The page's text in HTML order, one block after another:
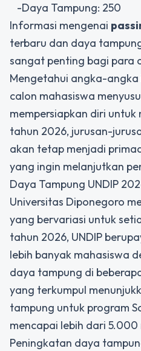
-Daya Tampung: 250
Informasi mengenai
terbaru dan daya
sangat penting bagi para
Mengetahui angka-
calon mahasiswa
mempersiapkan diri untuk
tahun 2026, jurusan-
akan tetap menjadi
yang ingin melanjutkan
Daya Tampung UNDIP
Universitas Diponegoro
yang bervariasi untuk
tahun 2026, UNDIP
lebih banyak mahasiswa
daya tampung di
yang terkumpul
tampung untuk program
mencapai lebih dari 5.000
Peningkatan daya